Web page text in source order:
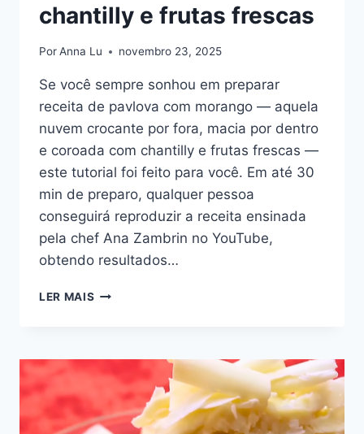
chantilly e frutas frescas
PorAnna Lu novembro 23, 2025
Se você sempre sonhou em preparar
receita de pavlova com morango — aquela
nuvem crocante por fora, macia por dentro
e coroada com chantilly e frutas frescas —
este tutorial foi feito para você. Em até 30
min de preparo, qualquer pessoa
conseguirá reproduzir a receita ensinada
pela chef Ana Zambrin no YouTube,
obtendo resultados…
LER MAIS RECEITA
CHANTILLY
E
FRUTAS
FRESCAS